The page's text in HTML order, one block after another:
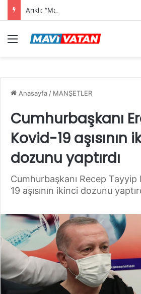
Arıklı: “Mavi Vatan”dan Sonra Hedef
Menü
Anasayfa / MANŞETLER
Cumhurbaşkanı
Kovid-19 aşısının
dozunu yaptırdı
Cumhurbaşkanı Recep
19 aşısının ikinci dozunu